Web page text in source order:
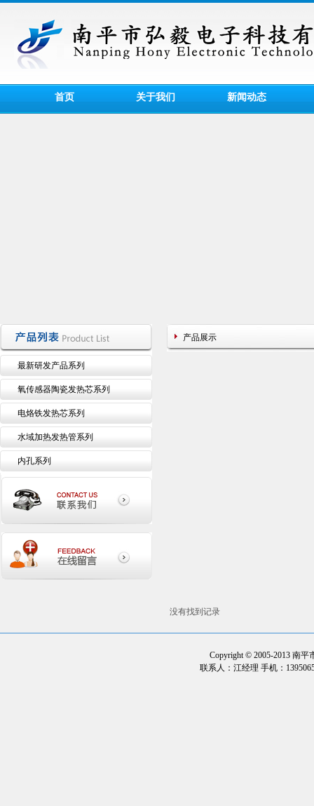
首页 关于我们 新闻动态
最新研发产品系列
氧传感器陶瓷发热芯系列
电烙铁发热芯系列
水域加热发热管系列
内孔系列
产品展示
没有找到记录
Copyright © 2005-2013 南平
联系人：江经理 手机：